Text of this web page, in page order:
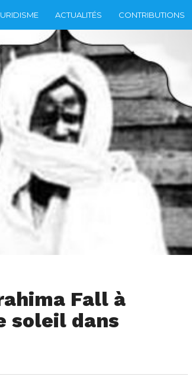
ACTUALITÉS CONTRIBUTIONS
Fall à
soleil dans